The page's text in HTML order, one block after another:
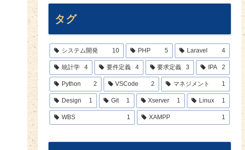
タグ
システム開発 10 PHP 5 Laravel 4
統計学 4 要件定義 4 要求定義 3 IPA 2
Python 2 VSCode 2 マネジメント 1
Design 1 Git 1 Xserver 1 Linux 1
WBS 1 XAMPP 1